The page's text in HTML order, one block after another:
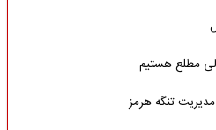
مطلع هستیم
تنگه هرمز